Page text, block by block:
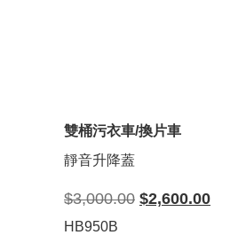
雙桶污衣車/換片車
靜音升降蓋
$3,000.00 Original
price
$2,600.00Current
price
HB950B